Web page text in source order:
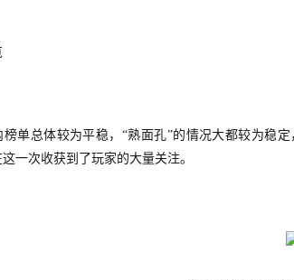
单总体较为平稳， “熟面孔”的情况大都较为稳
一次收获到了玩家的大量关注。